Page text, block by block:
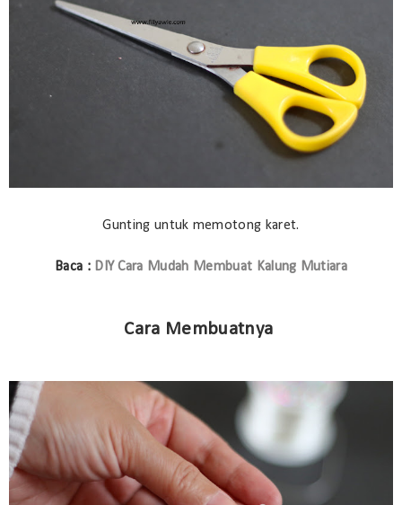
Gunting untuk memotong karet.
Baca : DIY Cara Mudah Membuat Kalung Mutiara
Cara Membuatnya